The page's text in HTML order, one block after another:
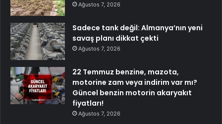
Ağustos 7, 2026
Sadece tank değil: Almanya’nın yeni
savaş planı dikkat çekti
Ağustos 7, 2026
22 Temmuz benzine, mazota,
motorine zam veya indirim var mı?
Güncel benzin motorin akaryakıt
fiyatları!
Ağustos 7, 2026